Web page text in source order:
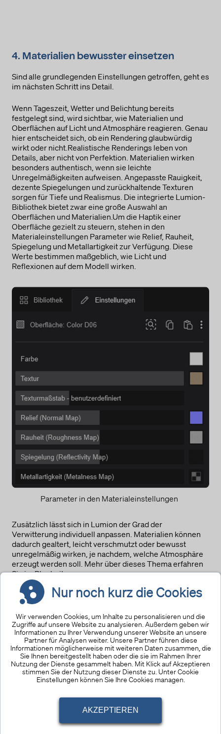
4. Materialien bewusster einsetzen
Sind alle grundlegenden Einstellungen getroffen, geht es
im nächsten Schritt ins Detail.
Wenn Tageszeit, Wetter und Belichtung bereits
festgelegt sind, wird sichtbar, wie Materialien und
Oberflächen auf Licht und Atmosphäre reagieren. Genau
hier entscheidet sich, ob ein Rendering glaubwürdig
wirkt oder nicht.Realistische Renderings leben von
Details, aber nicht von Perfektion. Materialien wirken
besonders authentisch, wenn sie leichte
Unregelmäßigkeiten aufweisen. Angepasste Rauigkeit,
dezente Spiegelungen und zurückhaltende Texturen
sorgen für Tiefe und Realismus. Die integrierte Lumion-
Bibliothek bietet zwar eine große Auswahl an
Oberflächen und Materialien.Um die Haptik einer
Oberfläche gezielt zu steuern, stehen in den
Materialeinstellungen Parameter wie Relief, Rauheit,
Spiegelung und Metallartigkeit zur Verfügung. Diese
Werte bestimmen maßgeblich, wie Licht und
Reflexionen auf dem Modell wirken.
Parameter in den Materialeinstellungen
Zusätzlich lässt sich in Lumion der Grad der
Verwitterung individuell anpassen. Materialien können
dadurch gealtert, leicht verschmutzt oder bewusst
unregelmäßig wirken, je nachdem, welche Atmosphäre
erzeugt werden soll. Mehr über dieses Thema erfahren
Sie im Blogbeitrag vom
07.08.2025:
Nur noch kurz die Cookies
Wir verwenden Cookies, um Inhalte zu personalisieren und die
Zugriffe auf unsere Website zu analysieren. Außerdem geben wir
Informationen zu Ihrer Verwendung unserer Website an unsere
Partner für Analysen weiter. Unsere Partner führen diese
Informationen möglicherweise mit weiteren Daten zusammen, die
Sie Ihnen bereitgestellt haben oder die sie im Rahmen Ihrer
Nutzung der Dienste gesammelt haben. Mit Klick auf Akzeptieren
stimmen Sie der Nutzung dieser Dienste zu. Unter Cookie
Einstellungen können Sie Ihre Cookies managen.
AKZEPTIEREN